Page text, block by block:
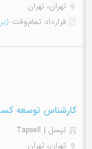
تهران، تهران
قرارداد تمام‌وقت
کارشناس توسعه
تپسل | Tapsell
تهران، تهران